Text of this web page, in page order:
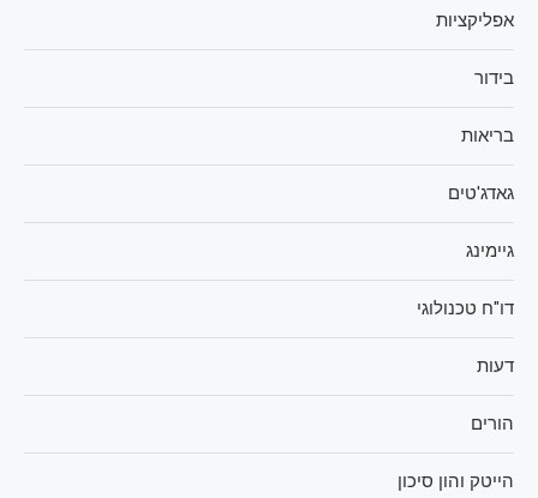
אפליקציות
בידור
בריאות
גאדג'טים
גיימינג
דו"ח טכנולוגי
דעות
הורים
הייטק והון סיכון